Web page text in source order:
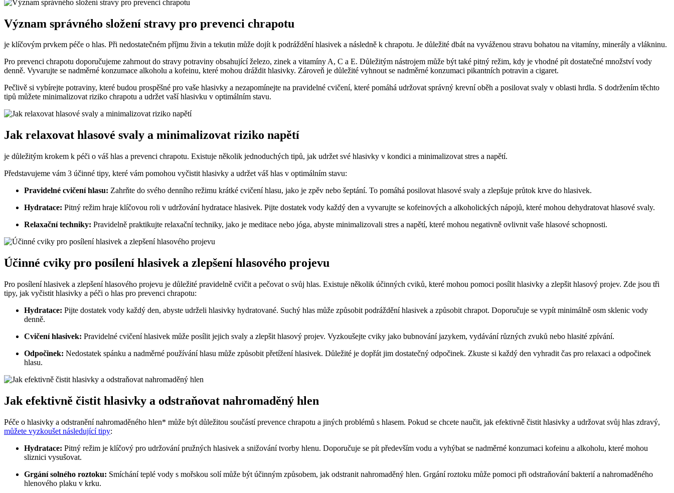
Význam správného složení stravy pro prevenci chrapotu
je klíčovým prvkem péče o hlas. Při nedostatečném příjmu živin a tekutin může dojít k podráždění hlasivek a následně k chrapotu. Je důležité dbát na vyváženou stravu bohatou na vitamíny, minerály a vlákninu.
Pro prevenci chrapotu doporučujeme zahrnout do stravy potraviny obsahující železo, zinek a vitamíny A, C a E. Důležitým nástrojem může být také pitný režim, kdy je vhodné pít dostatečné množství vody
denně. Vyvarujte se nadměrné konzumace alkoholu a kofeinu, které mohou dráždit hlasivky. Zároveň je důležité vyhnout se nadměrné konzumaci pikantních potravin a cigaret.
Pečlivě si vybírejte potraviny, které budou prospěšné pro vaše hlasivky a nezapomínejte na pravidelné cvičení, které pomáhá udržovat správný krevní oběh a posilovat svaly v oblasti hrdla. S dodržením těchto
tipů můžete minimalizovat riziko chrapotu a udržet vaší hlasivku v optimálním stavu.
Jak relaxovat hlasové svaly a minimalizovat riziko napětí
je důležitým krokem k péči o váš hlas a prevenci chrapotu. Existuje několik jednoduchých tipů, jak udržet své hlasivky v kondici a minimalizovat stres a napětí.
Představujeme vám 3 účinné tipy, které vám pomohou vyčistit hlasivky a udržet váš hlas v optimálním stavu:
Pravidelné cvičení hlasu: Zahrňte do svého denního režimu krátké cvičení hlasu, jako je zpěv nebo šeptání. To pomáhá posilovat hlasové svaly a zlepšuje průtok krve do hlasivek.
Hydratace: Pitný režim hraje klíčovou roli v udržování hydratace hlasivek. Pijte dostatek vody každý den a vyvarujte se kofeinových a alkoholických nápojů, které mohou dehydratovat hlasové svaly.
Relaxační techniky: Pravidelně praktikujte relaxační techniky, jako je meditace nebo jóga, abyste minimalizovali stres a napětí, které mohou negativně ovlivnit vaše hlasové schopnosti.
Účinné cviky pro posílení hlasivek a zlepšení hlasového projevu
Pro posílení hlasivek a zlepšení hlasového projevu je důležité pravidelně cvičit a pečovat o svůj hlas. Existuje několik účinných cviků, které mohou pomoci posílit hlasivky a zlepšit hlasový projev. Zde jsou tři
tipy, jak vyčistit hlasivky a péči o hlas pro prevenci chrapotu:
Hydratace: Pijte dostatek vody každý den, abyste udrželi hlasivky hydratované. Suchý hlas může způsobit podráždění hlasivek a způsobit chrapot. Doporučuje se vypít minimálně osm sklenic vody
denně.
Cvičení hlasivek: Pravidelné cvičení hlasivek může posílit jejich svaly a zlepšit hlasový projev. Vyzkoušejte cviky jako bubnování jazykem, vydávání různých zvuků nebo hlasité zpívání.
Odpočinek: Nedostatek spánku a nadměrné používání hlasu může způsobit přetížení hlasivek. Důležité je dopřát jim dostatečný odpočinek. Zkuste si každý den vyhradit čas pro relaxaci a odpočinek
hlasu.
Jak efektivně čistit hlasivky a odstraňovat nahromaděný hlen
Péče o hlasivky a odstranění nahromaděného hlen* může být důležitou součástí prevence chrapotu a jiných problémů s hlasem. Pokud se chcete naučit, jak efektivně čistit hlasivky a udržovat svůj hlas zdravý,
můžete vyzkoušet následující tipy:
Hydratace: Pitný režim je klíčový pro udržování pružných hlasivek a snižování tvorby hlenu. Doporučuje se pít především vodu a vyhýbat se nadměrné konzumaci kofeinu a alkoholu, které mohou
sliznici vysušovat.
Grgání solného roztoku: Smíchání teplé vody s mořskou solí může být účinným způsobem, jak odstranit nahromaděný hlen. Grgání roztoku může pomoci při odstraňování bakterií a nahromaděného
hlenového plaku v krku.